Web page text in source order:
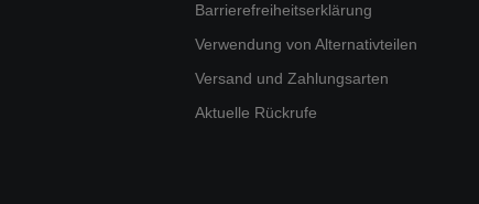
Barrierefreiheitserklärung
Verwendung von Alternativteilen
Versand und Zahlungsarten
Aktuelle Rückrufe